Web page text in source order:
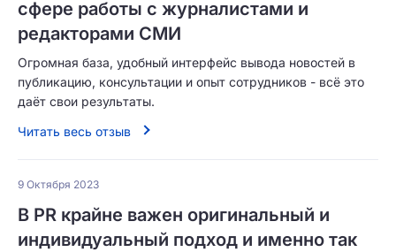
сфере работы с журналистами и
редакторами СМИ
Огромная база, удобный интерфейс вывода новостей в
публикацию, консультации и опыт сотрудников - всё это
даёт свои результаты.
Читать весь отзыв
9 Октября 2023
В PR крайне важен оригинальный и
индивидуальный подход и именно так